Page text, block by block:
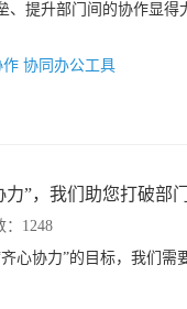
、提升部门间的协作显得
作 协同办公工具
”，我们助您打破部
：1248
心协力”的目标，我们